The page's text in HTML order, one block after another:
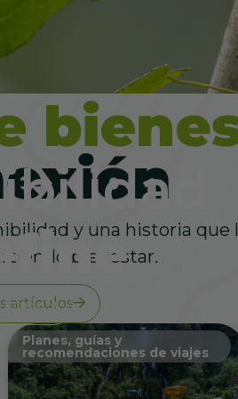
y una historia que
bienestar.
artículos
Planes, guías y
recomendaciones de viajes